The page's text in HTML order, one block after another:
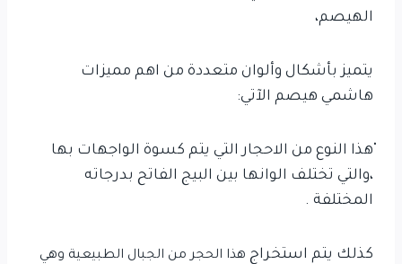
الهيصم،
يتميز بأشكال وألوان متعددة من اهم مميزات
هاشمي هيصم الآتي:
ْهذا النوع من الاحجار التي يتم كسوة الواجهات بها
،والتي تختلف الوانها بين البيج الفاتح بدرجاته
المختلفة .
كذلك يتم استخراج هذا الحجر من الجبال الطبيعية وهي